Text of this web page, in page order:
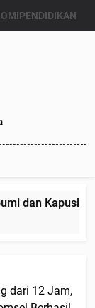
PENDIDIKAN
dan
dari 12 Jam,